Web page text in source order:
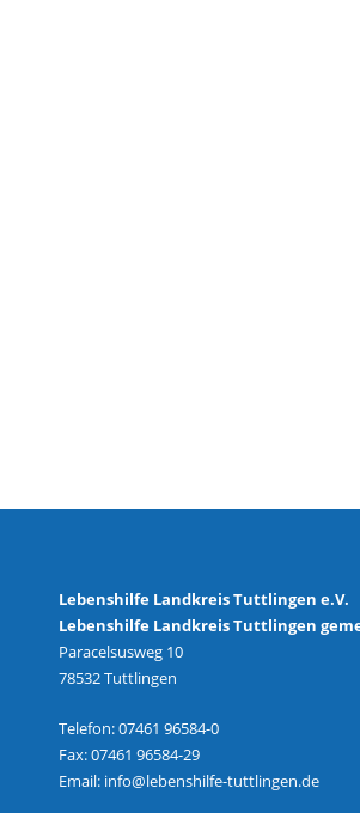
Lebenshilfe Landkreis Tuttlingen e.V.
Lebenshilfe Landkreis Tuttlingen
Paracelsusweg 10
78532 Tuttlingen
Telefon: 07461 96584-0
Fax: 07461 96584-29
Email: info@lebenshilfe-tuttlingen.de